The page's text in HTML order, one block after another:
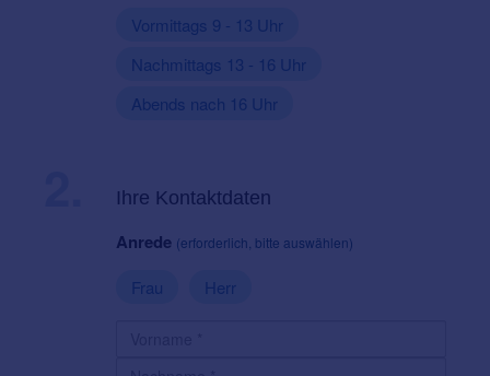
Vormittags 9 - 13 Uhr
Nachmittags 13 - 16 Uhr
Abends nach 16 Uhr
Ihre Kontaktdaten
Anrede (erforderlich, bitte auswählen)
Frau Herr